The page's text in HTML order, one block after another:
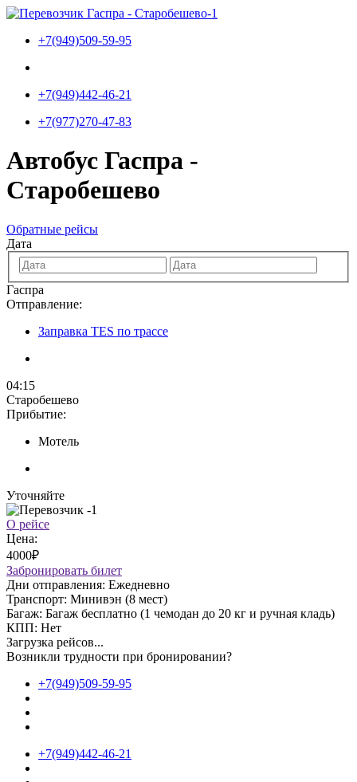
Перейти
содержимому
+7(949)509-59-95
+7(949)442-46-21
+7(977)270-47-83
Автобус Гаспра -
Старобешево
Обратные рейсы
Дата
Гаспра
Отправление:
Заправка TES по трассе
04:15
Старобешево
Прибытие:
Мотель
Уточняйте
О рейсе
Цена:
4000₽
Забронировать билет
Дни отправления: Ежедневно
Транспорт: Минивэн (8 мест)
Багаж: Багаж бесплатно (1 чемодан до 20 кг и ручная кладь)
КПП: Нет
Загрузка рейсов...
Возникли трудности при бронировании?
+7(949)509-59-95
+7(949)442-46-21